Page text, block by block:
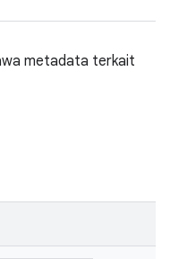
metadata terkait